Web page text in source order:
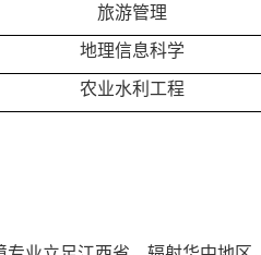
旅游管理
地理信息科学
农业水利工程